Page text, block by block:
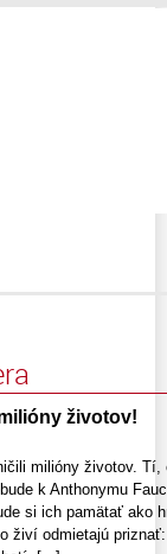
životov!
milióny životov.
k Anthonymu
si ich pamätať ako
živí odmietajú